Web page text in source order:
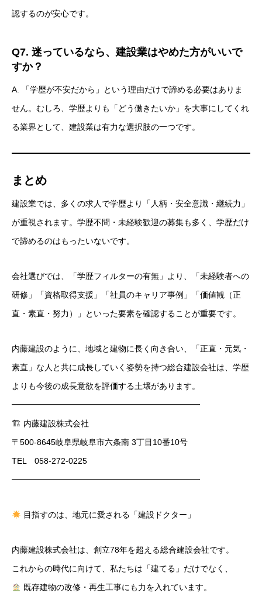
認するのが安心です。
Q7. 迷っているなら、建設業はやめた方がいいで
すか？
A. 「学歴が不安だから」という理由だけで諦める必要はありま
せん。むしろ、学歴よりも「どう働きたいか」を大事にしてくれ
る業界として、建設業は有力な選択肢の一つです。
まとめ
建設業では、多くの求人で学歴より「人柄・安全意識・継続力」
が重視されます。学歴不問・未経験歓迎の募集も多く、学歴だけ
で諦めるのはもったいないです。
会社選びでは、「学歴フィルターの有無」より、「未経験者への
研修」「資格取得支援」「社員のキャリア事例」「価値観（正
直・素直・努力）」といった要素を確認することが重要です。
内藤建設のように、地域と建物に長く向き合い、「正直・元気・
素直」な人と共に成長していく姿勢を持つ総合建設会社は、学歴
よりも今後の成長意欲を評価する土壌があります。
━━━━━━━━━━━━━━━━━━━━━━━
🏗 内藤建設株式会社
〒500-8645岐阜県岐阜市六条南 3丁目10番10号
TEL 058-272-0225
━━━━━━━━━━━━━━━━━━━━━━━
目指すのは、地元に愛される「建設ドクター」
内藤建設株式会社は、創立78年を超える総合建設会社です。
これからの時代に向けて、私たちは「建てる」だけでなく、
既存建物の改修・再生工事にも力を入れています。